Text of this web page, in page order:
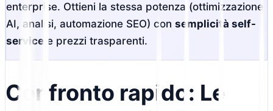
enterprise. Ottieni la stessa potenza (ottimizzazione
AI, analisi, automazione SEO) con semplicità self-
service e prezzi trasparenti.
Confronto rapido: Le